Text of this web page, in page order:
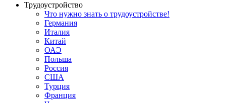
Трудоустройство
Что нужно знать о трудоустройстве!
Германия
Италия
Китай
ОАЭ
Польша
Россия
США
Турция
Франция